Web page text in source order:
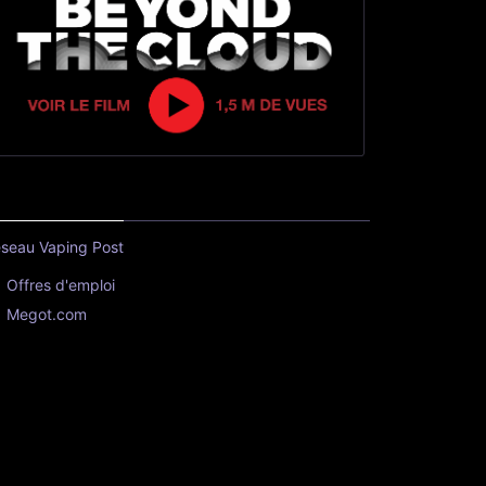
Vaping Post
Offres d'emploi
Megot.com